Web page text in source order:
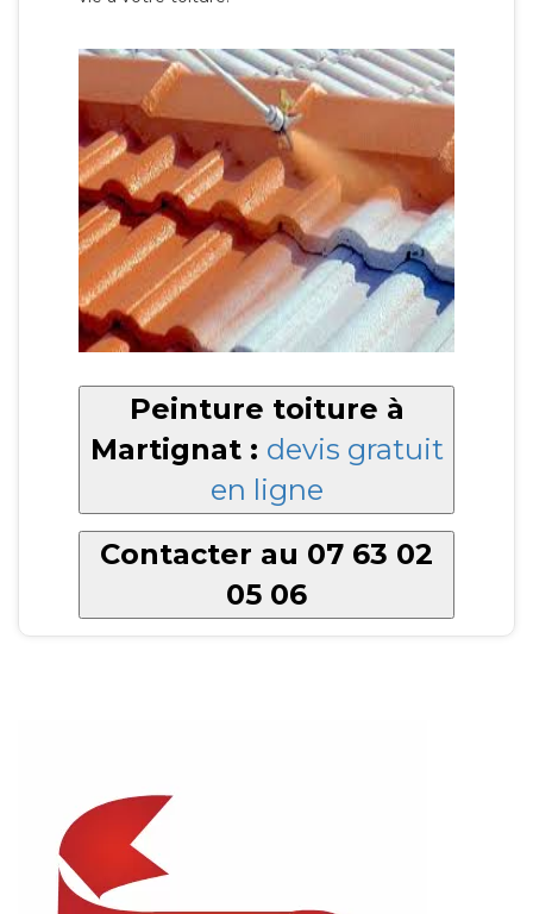
Peinture toiture à
Martignat : devis gratuit
en ligne
Contacter au 07 63 02
05 06